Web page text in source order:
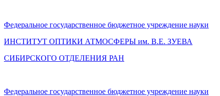
Федеральное государственное бюджетное учреждение науки
ИНСТИТУТ ОПТИКИ АТМОСФЕРЫ им. В.Е. ЗУЕВА
СИБИРСКОГО ОТДЕЛЕНИЯ РАН
Федеральное государственное бюджетное учреждение науки